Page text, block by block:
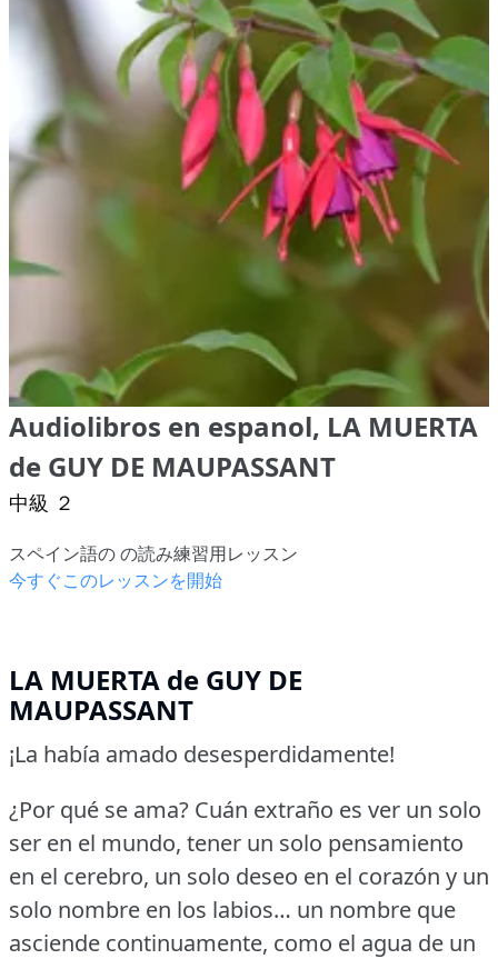
Audiolibros en espanol, LA MUERTA
de GUY DE MAUPASSANT
中級 ２
スペイン語の の読み練習用レッスン
今すぐこのレッスンを開始
LA MUERTA de GUY DE
MAUPASSANT
¡La había amado desesperdidamente!
¿Por qué se ama? Cuán extraño es ver un solo
ser en el mundo, tener un solo pensamiento
en el cerebro, un solo deseo en el corazón y un
solo nombre en los labios… un nombre que
asciende continuamente, como el agua de un